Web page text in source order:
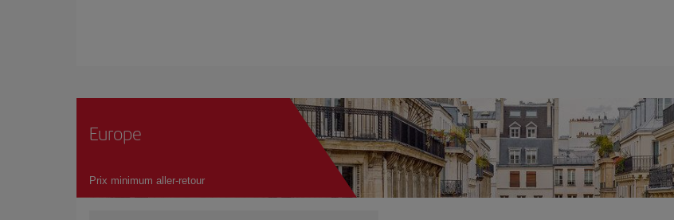
Europe
Prix minimum aller-retour